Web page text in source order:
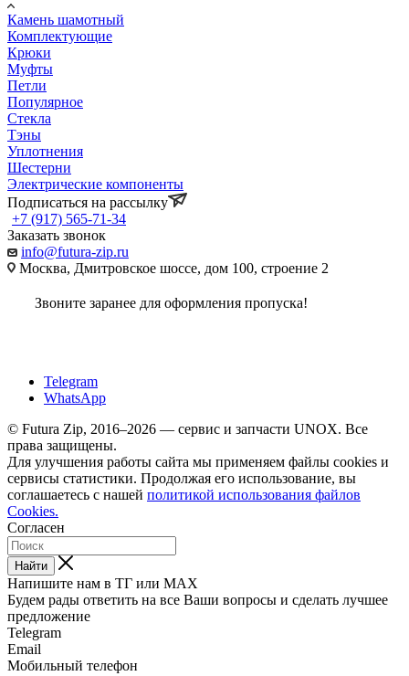
Камень шамотный
Комплектующие
Крюки
Муфты
Петли
Популярное
Стекла
Тэны
Уплотнения
Шестерни
Электрические компоненты
Подписаться на рассылку
+7 (917) 565-71-34
Заказать звонок
info@futura-zip.ru
Москва, Дмитровское шоссе, дом 100, строение 2
Звоните заранее для оформления пропуска!
Telegram
WhatsApp
© Futura Zip, 2016–2026 — сервис и запчасти UNOX. Все
права защищены.
Для улучшения работы сайта мы применяем файлы cookies и
сервисы статистики. Продолжая его использование, вы
соглашаетесь с нашей политикой использования файлов
Cookies.
Согласен
Найти
Напишите нам в ТГ или MAX
Будем рады ответить на все Ваши вопросы и сделать лучшее
предложение
Telegram
Email
Мобильный телефон